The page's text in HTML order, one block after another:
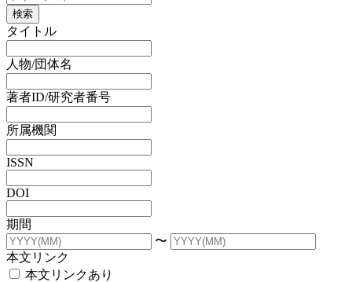
検索
タイトル
人物/団体名
著者ID/研究者番号
所属機関
ISSN
DOI
期間
〜
本文リンク
本文リンクあり